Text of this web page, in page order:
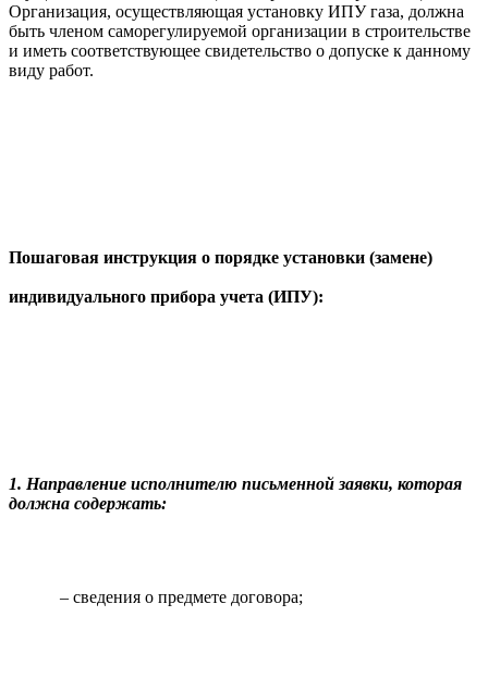
Организация, осуществляющая установку ИПУ газа, должна
быть членом саморегулируемой организации в строительстве
и иметь соответствующее свидетельство о допуске к данному
виду работ.
Пошаговая инструкция о порядке установки (замене)
индивидуального прибора учета (ИПУ):
1. Направление исполнителю письменной заявки, которая
должна содержать:
– сведения о предмете договора;